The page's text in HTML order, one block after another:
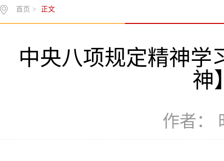
首页 > 正文
中央八项规定精神学
神
作者：